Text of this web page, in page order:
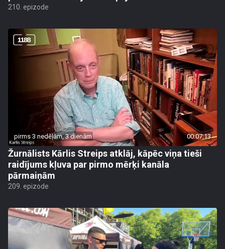
210. epizode
pirms 3 nedēļām, 3 dienām 00:07:13
Žurnālists Kārlis Streips atklāj, kāpēc viņa tieši
raidījums kļuva par pirmo mērķi kanāla
pārmaiņām
209. epizode